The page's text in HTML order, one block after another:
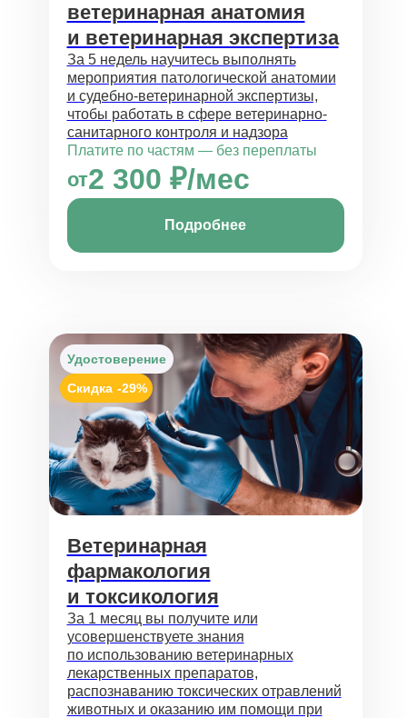
ветеринарная анатомия
и ветеринарная экспертиза
За 5 недель научитесь выполнять
мероприятия патологической анатомии
и судебно-ветеринарной экспертизы,
чтобы работать в сфере ветеринарно-
санитарного контроля и надзора
Платите по частям — без переплаты
от2 300 ₽/мес
Подробнее
Удостоверение
Скидка -29%
Ветеринарная
фармакология
и токсикология
За 1 месяц вы получите или
усовершенствуете знания
по использованию ветеринарных
лекарственных препаратов,
распознаванию токсических отравлений
животных и оказанию им помощи при